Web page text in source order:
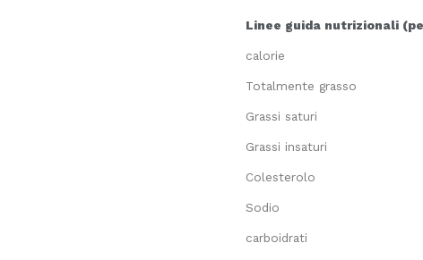
Linee guida nutrizionali
calorie
Totalmente grasso
Grassi saturi
Grassi insaturi
Colesterolo
Sodio
carboidrati